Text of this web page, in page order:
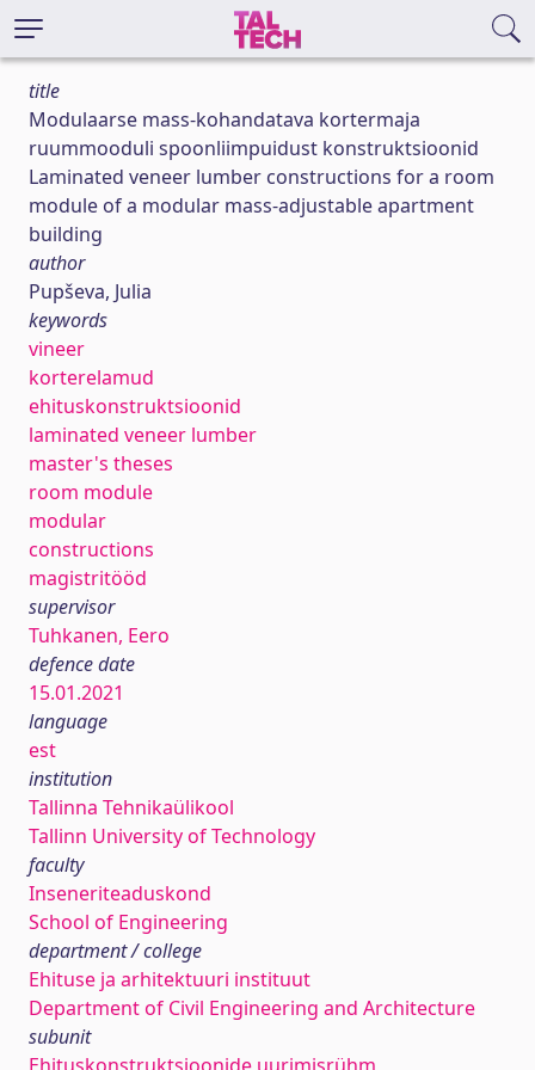
title
Modulaarse mass-kohandatava kortermaja
ruummooduli spoonliimpuidust konstruktsioonid
Laminated veneer lumber constructions for a room
module of a modular mass-adjustable apartment
building
author
Pupševa, Julia
keywords
vineer
korterelamud
ehituskonstruktsioonid
laminated veneer lumber
master's theses
room module
modular
constructions
magistritööd
supervisor
Tuhkanen, Eero
defence date
15.01.2021
language
est
institution
Tallinna Tehnikaülikool
Tallinn University of Technology
faculty
Inseneriteaduskond
School of Engineering
department / college
Ehituse ja arhitektuuri instituut
Department of Civil Engineering and Architecture
subunit